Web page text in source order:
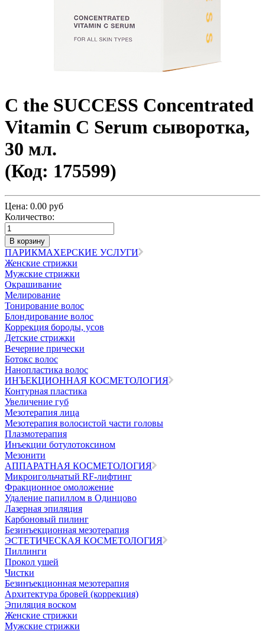
C the SUCCESS Concentrated
Vitamin C Serum сыворотка,
30 мл.
(Код: 175599)
Цена: 0.00 руб
Количество:
ПАРИКМАХЕРСКИЕ УСЛУГИ
Женские стрижки
Мужские стрижки
Окрашивание
Мелирование
Тонирование волос
Блондирование волос
Коррекция бороды, усов
Детские стрижки
Вечерние прически
Ботокс волос
Нанопластика волос
ИНЪЕКЦИОННАЯ КОСМЕТОЛОГИЯ
Контурная пластика
Увеличение губ
Мезотерапия лица
Мезотерапия волосистой части головы
Плазмотерапия
Инъекции ботулотоксином
Мезонити
АППАРАТНАЯ КОСМЕТОЛОГИЯ
Микроигольчатый RF-лифтинг
Фракционное омоложение
Удаление папиллом в Одинцово
Лазерная эпиляция
Карбоновый пилинг
Безинъекционная мезотерапия
ЭСТЕТИЧЕСКАЯ КОСМЕТОЛОГИЯ
Пиллинги
Прокол ушей
Чистки
Безинъeкционная мезотерапия
Архитектура бровей (коррекция)
Эпиляция воском
Женские стрижки
Мужские стрижки